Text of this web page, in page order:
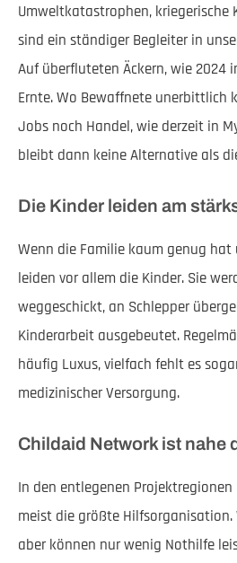
Umweltkatastrophen, kriegerische
sind ein ständiger Begleiter in
Auf überfluteten Äckern, wie 2024
Ernte. Wo Bewaffnete unerbittlich
Jobs noch Handel, wie derzeit in
bleibt dann keine Alternative als
Die Kinder leiden am
Wenn die Familie kaum genug hat
leiden vor allem die Kinder. Sie
weggeschickt, an Schlepper
Kinderarbeit ausgebeutet.
häufig Luxus, vielfach fehlt es
medizinischer Versorgung.
Childaid Network ist nahe
In den entlegenen
meist die größte Hilfsorganisation.
aber können nur wenig Nothilfe